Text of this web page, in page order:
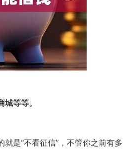
等等。
是“不看征信”，不管你之前有多